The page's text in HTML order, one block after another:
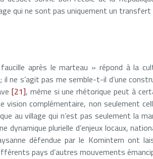
qui ne sont pas uniquement un
après le marteau » répond à la
ne s’agit pas me semble-t-il d’une
[21], même si une rhétorique peut à
vision complémentaire, non seulement
au village qui n’est pas seulement la
dynamique plurielle d’enjeux locaux,
défendue par le Komintern ont
pays d’autres mouvements